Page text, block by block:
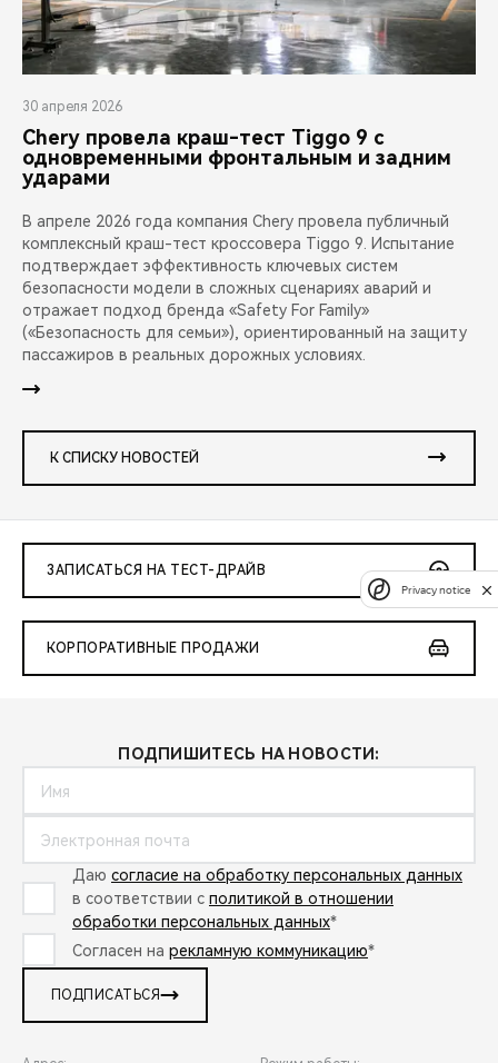
30 апреля 2026
Chery провела краш-тест Tiggo 9 с
одновременными фронтальным и задним
ударами
В апреле 2026 года компания Chery провела публичный
комплексный краш-тест кроссовера Tiggo 9. Испытание
подтверждает эффективность ключевых систем
безопасности модели в сложных сценариях аварий и
отражает подход бренда «Safety For Family»
(«Безопасность для семьи»), ориентированный на защиту
пассажиров в реальных дорожных условиях.
К СПИСКУ НОВОСТЕЙ
ЗАПИСАТЬСЯ НА ТЕСТ-ДРАЙВ
КОРПОРАТИВНЫЕ ПРОДАЖИ
ПОДПИШИТЕСЬ НА НОВОСТИ:
Даю согласие на обработку персональных данных
в соответствии с политикой в отношении
обработки персональных данных*
Согласен на рекламную коммуникацию*
ПОДПИСАТЬСЯ
Privacy notice